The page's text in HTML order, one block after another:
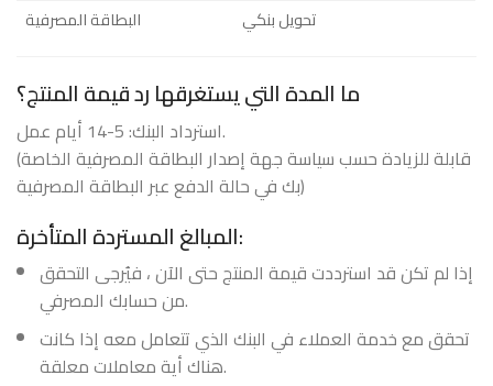
البطاقة المصرفية
تحويل بنكي
ما المدة التي يستغرقها رد قيمة المنتج؟
استرداد البنك: 5-14 أيام عمل.
(قابلة للزيادة حسب سياسة جهة إصدار البطاقة المصرفية الخاصة
بك في حالة الدفع عبر البطاقة المصرفية)
المبالغ المستردة المتأخرة:
إذا لم تكن قد استرددت قيمة المنتج حتى الآن ، فيُرجى التحقق
من حسابك المصرفي.
تحقق مع خدمة العملاء في البنك الذي تتعامل معه إذا كانت
هناك أية معاملات معلقة.